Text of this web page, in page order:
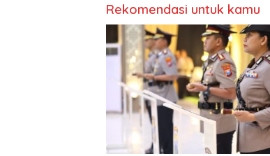
Rekomendasi untuk kamu